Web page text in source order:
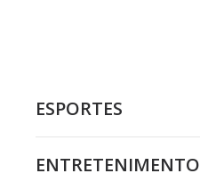
ESPORTES
ENTRETENIMENTO